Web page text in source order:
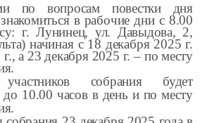
по вопросам повестки дня
в рабочие дни с 8.00
г. Лунинец, ул. Давыдова, 2,
начиная с 18 декабря 2025 г.
а 23 декабря 2025 г. – по месту
участников собрания будет
до 10.00 часов в день и по месту